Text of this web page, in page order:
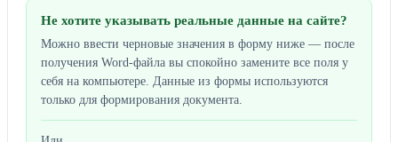
Не хотите указывать реальные данные на сайте?
Можно ввести черновые значения в форму ниже — после
получения Word-файла вы спокойно замените все поля у
себя на компьютере. Данные из формы используются
только для формирования документа.